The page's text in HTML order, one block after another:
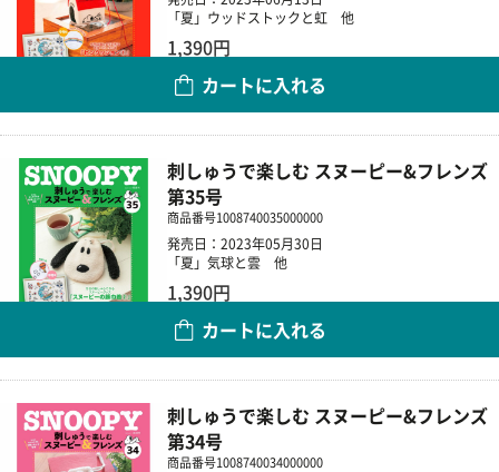
「夏」ウッドストックと虹 他
1,390円
カートに入れる
刺しゅうで楽しむ スヌーピー&フレンズ
第35号
商品番号1008740035000000
発売日：2023年05月30日
「夏」気球と雲 他
1,390円
カートに入れる
刺しゅうで楽しむ スヌーピー&フレンズ
第34号
商品番号1008740034000000